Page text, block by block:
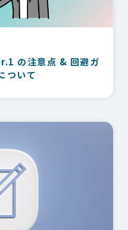
の注意点 & 回避ガ
ついて